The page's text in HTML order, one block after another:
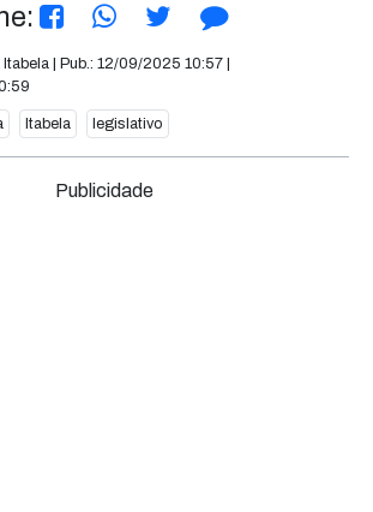
| Pub.: 12/09/2025 10:57 |
Itabela legislativo
Publicidade